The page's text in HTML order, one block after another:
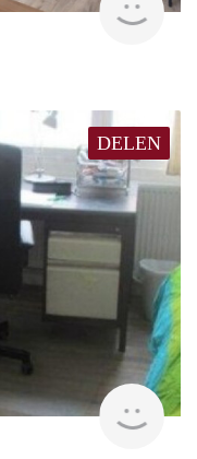
DELEN
rent